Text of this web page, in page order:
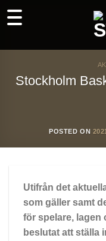
to
Stockholm
POSTED ON
Utifrån det
som gäller samt
för spelare, lagen
beslutat att ställa